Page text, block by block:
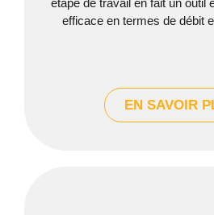
efficace en termes de débit
EN SAVOIR